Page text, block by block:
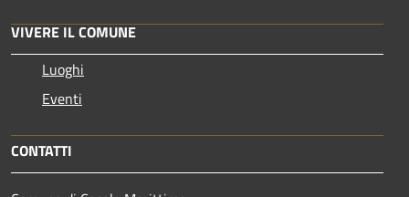
VIVERE IL COMUNE
Luoghi
Eventi
CONTATTI